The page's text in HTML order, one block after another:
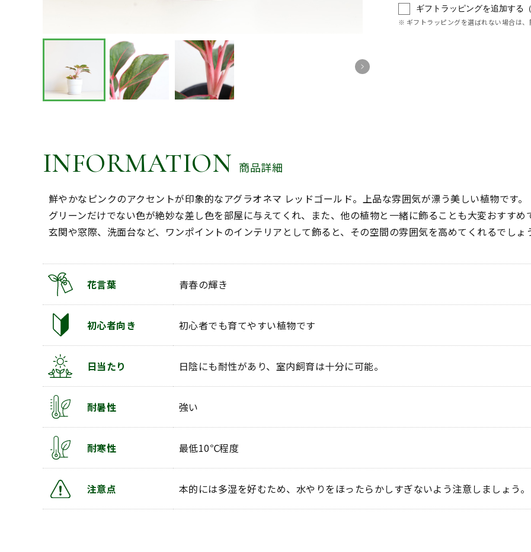
ギフトラッピングを追加する
※ ギフトラッピングを選ばれない場合は、
INFORMATION 商品詳細
鮮やかなピンクのアクセントが印象的なアグラオネマ レッドゴールド。上品な雰囲気が漂う美しい植物です。
グリーンだけでない色が絶妙な差し色を部屋に与えてくれ、また、他の植物と一緒に飾ることも大変おすすめ
玄関や窓際、洗面台など、ワンポイントのインテリアとして飾ると、その空間の雰囲気を高めてくれるでしょ
花言葉 青春の輝き
初心者向き 初心者でも育てやすい植物です
日当たり 日陰にも耐性があり、室内飼育は十分に可能。
耐暑性 強い
耐寒性 最低10℃程度
注意点 本的には多湿を好むため、水やりをほったらかしすぎないよう注意しましょう。